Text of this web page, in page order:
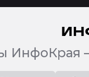
ИнфоКрая